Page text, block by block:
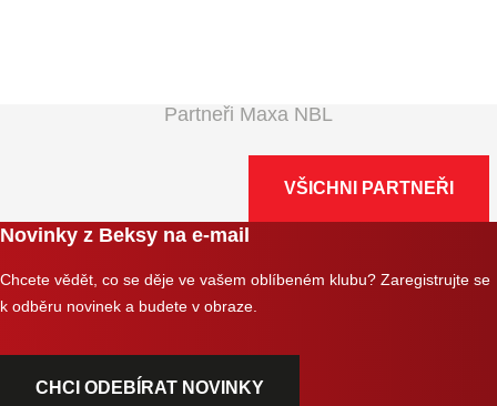
Partneři Maxa NBL
VŠICHNI PARTNEŘI
Novinky z Beksy na e-mail
Chcete vědět, co se děje ve vašem oblíbeném klubu? Zaregistrujte se
k odběru novinek a budete v obraze.
CHCI ODEBÍRAT NOVINKY